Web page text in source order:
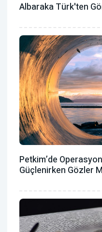
Albaraka Türk'ten
Petkim’de
Güçlenirken Gözler